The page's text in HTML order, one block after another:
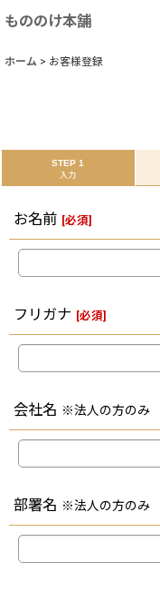
もののけ本舗
ホーム > お客様登録
STEP 1
入力
お名前 [必須]
フリガナ [必須]
会社名 ※法人の方のみ
部署名 ※法人の方のみ